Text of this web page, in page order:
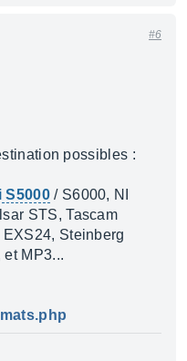
#6
possibles :
S5000/ S6000, NI
STS, Tascam
Steinberg
et MP3...